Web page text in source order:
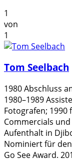
1
von
1
Tom Seelbach
1980 Abschluss
1980–1989
Fotografen;
Commercials
Aufenthalt in
Nominiert für den
Go See Award.